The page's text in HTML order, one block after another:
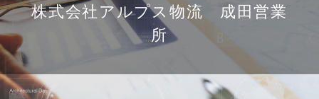
株式会社アルプス物流 成田営業
所